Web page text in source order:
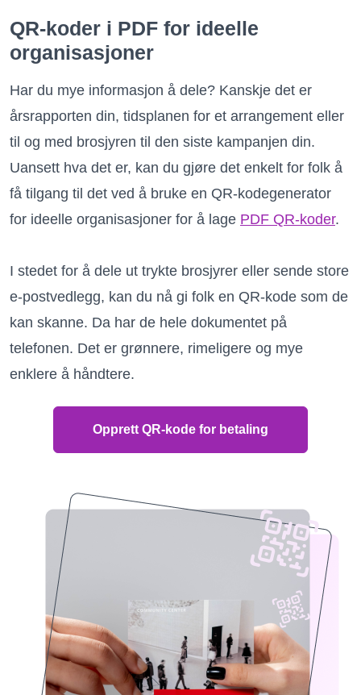
QR-koder i PDF for ideelle
organisasjoner
Har du mye informasjon å dele? Kanskje det er
årsrapporten din, tidsplanen for et arrangement eller
til og med brosjyren til den siste kampanjen din.
Uansett hva det er, kan du gjøre det enkelt for folk å
få tilgang til det ved å bruke en QR-kodegenerator
for ideelle organisasjoner for å lage PDF QR-koder.
I stedet for å dele ut trykte brosjyrer eller sende store
e-postvedlegg, kan du nå gi folk en QR-kode som de
kan skanne. Da har de hele dokumentet på
telefonen. Det er grønnere, rimeligere og mye
enklere å håndtere.
Opprett QR-kode for betaling